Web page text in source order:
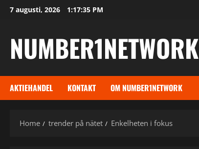
Skip7 augusti, 2026 1:17:35 PM
NUMBER1NETWORK
AKTIEHANDEL KONTAKT OM NUMBER1NETWORK
Home trender på nätet Enkelheten i fokus